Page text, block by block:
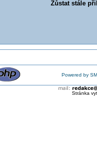
Zůstat stále
Powered by
Stránka